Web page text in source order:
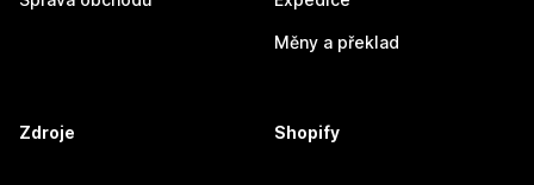
Měny a překlad
Zdroje Shopify